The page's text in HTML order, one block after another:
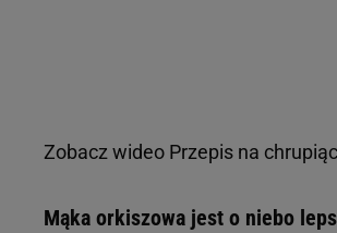
Zobacz wideo Przepis na
Mąka orkiszowa jest o niebo